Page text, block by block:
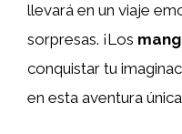
llevará en un viaje
sorpresas. ¡Los
conquistar tu
en esta aventura